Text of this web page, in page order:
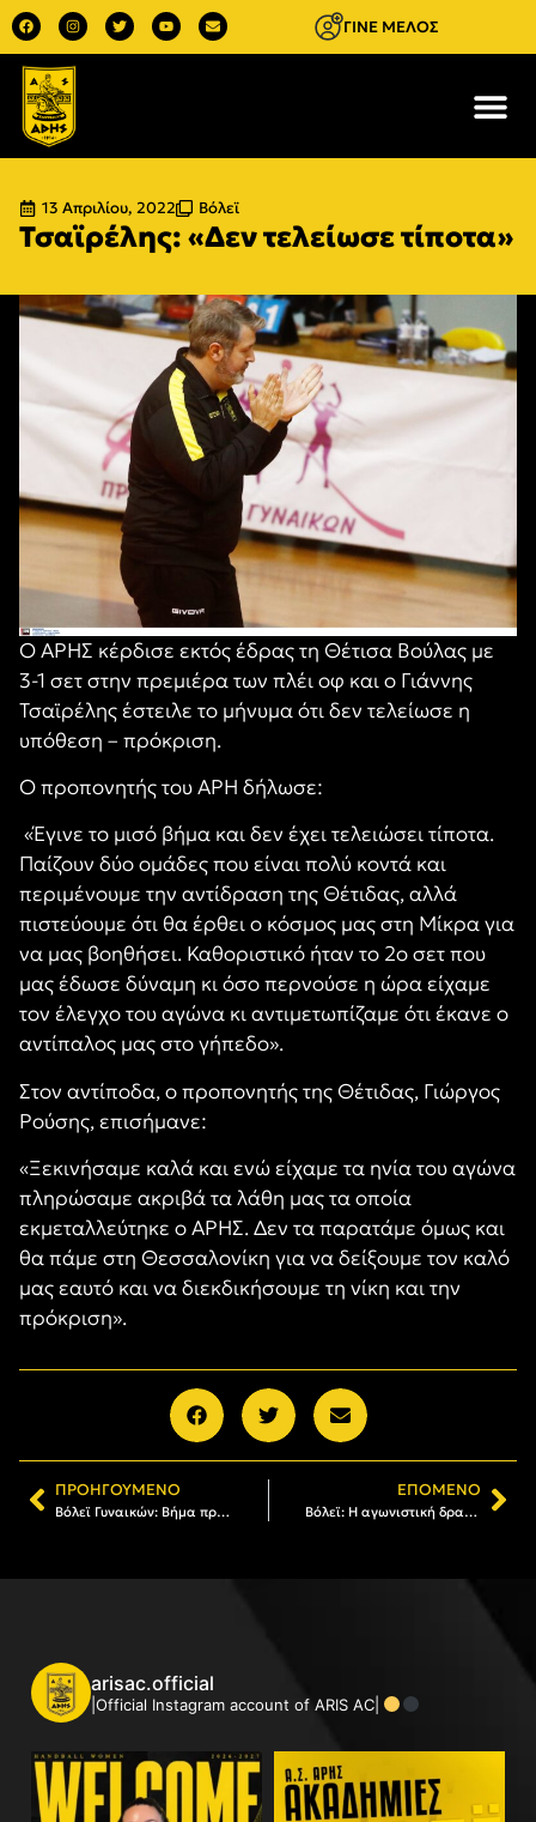
ΓΙΝΕ ΜΕΛΟΣ
13 Απριλίου, 2022 Βόλεϊ
Τσαϊρέλης: «Δεν τελείωσε τίποτα»
Ο ΑΡΗΣ κέρδισε εκτός έδρας τη Θέτισα Βούλας με
3-1 σετ στην πρεμιέρα των πλέι οφ και ο Γιάννης
Τσαϊρέλης έστειλε το μήνυμα ότι δεν τελείωσε η
υπόθεση – πρόκριση.
Ο προπονητής του ΑΡΗ δήλωσε:
«Έγινε το μισό βήμα και δεν έχει τελειώσει τίποτα.
Παίζουν δύο ομάδες που είναι πολύ κοντά και
περιμένουμε την αντίδραση της Θέτιδας, αλλά
πιστεύουμε ότι θα έρθει ο κόσμος μας στη Μίκρα για
να μας βοηθήσει. Καθοριστικό ήταν το 2ο σετ που
μας έδωσε δύναμη κι όσο περνούσε η ώρα είχαμε
τον έλεγχο του αγώνα κι αντιμετωπίζαμε ότι έκανε ο
αντίπαλος μας στο γήπεδο».
Στον αντίποδα, ο προπονητής της Θέτιδας, Γιώργος
Ρούσης, επισήμανε:
«Ξεκινήσαμε καλά και ενώ είχαμε τα ηνία του αγώνα
πληρώσαμε ακριβά τα λάθη μας τα οποία
εκμεταλλεύτηκε ο ΑΡΗΣ. Δεν τα παρατάμε όμως και
θα πάμε στη Θεσσαλονίκη για να δείξουμε τον καλό
μας εαυτό και να διεκδικήσουμε τη νίκη και την
πρόκριση».
ΠΡΟΗΓΟΎΜΕΝΟ
Βόλεϊ Γυναικών: Βήμα πρόκρισης για τον ΑΡΗ
ΕΠΌΜΕΝΟ
Βόλεϊ: Η αγωνιστική δραστηριότητα του Α.Σ. ΑΡΗΣ
arisac.official
|Official Instagram account of ARIS AC|